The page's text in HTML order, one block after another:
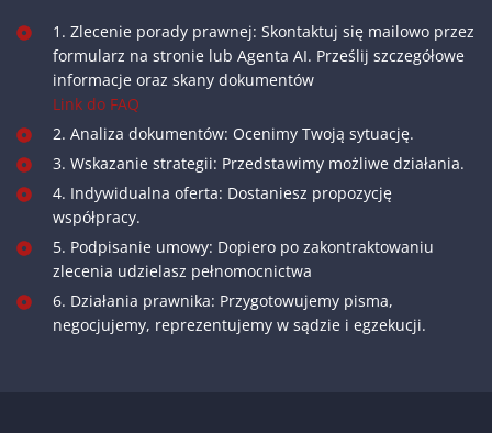
1. Zlecenie porady prawnej: Skontaktuj się mailowo przez
formularz na stronie lub Agenta AI. Prześlij szczegółowe
informacje oraz skany dokumentów
Link do FAQ
2. Analiza dokumentów: Ocenimy Twoją sytuację.
3. Wskazanie strategii: Przedstawimy możliwe działania.
4. Indywidualna oferta: Dostaniesz propozycję
współpracy.
5. Podpisanie umowy: Dopiero po zakontraktowaniu
zlecenia udzielasz pełnomocnictwa
6. Działania prawnika: Przygotowujemy pisma,
negocjujemy, reprezentujemy w sądzie i egzekucji.